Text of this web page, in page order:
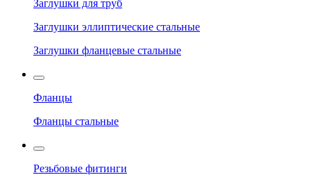
Заглушки для труб
Заглушки эллиптические стальные
Заглушки фланцевые стальные
Фланцы
Фланцы стальные
Резьбовые фитинги